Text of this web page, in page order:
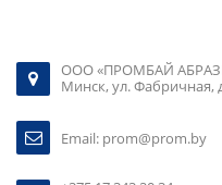
ООО «ПРОМБАЙ
Минск, ул. Фабричная,
Email: prom@prom.by